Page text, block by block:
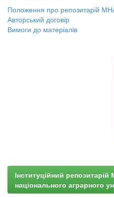
Положення про репозитарій
Авторський договір
Вимоги до матеріалів
Інституційний репозитарій
національного аграрного